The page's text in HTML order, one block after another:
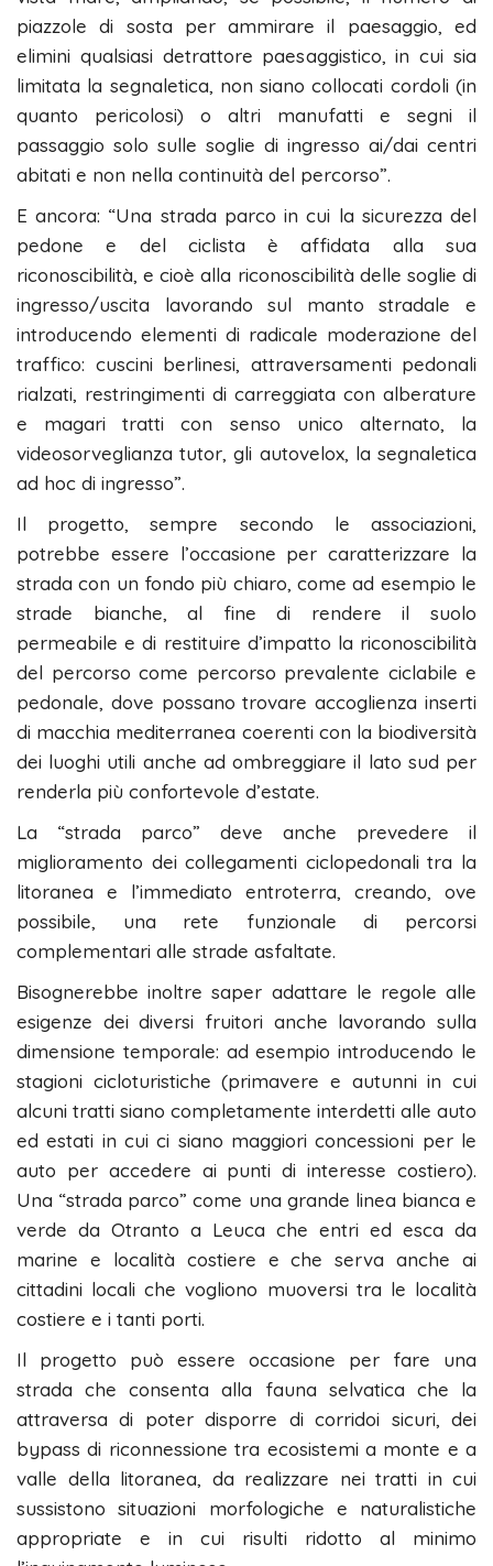
piazzole di sosta per ammirare il paesaggio, ed
elimini qualsiasi detrattore paesaggistico, in cui sia
limitata la segnaletica, non siano collocati cordoli (in
quanto pericolosi) o altri manufatti e segni il
passaggio solo sulle soglie di ingresso ai/dai centri
abitati e non nella continuità del percorso”.
E ancora: “Una strada parco in cui la sicurezza del
pedone e del ciclista è affidata alla sua
riconoscibilità, e cioè alla riconoscibilità delle soglie di
ingresso/uscita lavorando sul manto stradale e
introducendo elementi di radicale moderazione del
traffico: cuscini berlinesi, attraversamenti pedonali
rialzati, restringimenti di carreggiata con alberature
e magari tratti con senso unico alternato, la
videosorveglianza tutor, gli autovelox, la segnaletica
ad hoc di ingresso”.
Il progetto, sempre secondo le associazioni,
potrebbe essere l’occasione per caratterizzare la
strada con un fondo più chiaro, come ad esempio le
strade bianche, al fine di rendere il suolo
permeabile e di restituire d’impatto la riconoscibilità
del percorso come percorso prevalente ciclabile e
pedonale, dove possano trovare accoglienza inserti
di macchia mediterranea coerenti con la biodiversità
dei luoghi utili anche ad ombreggiare il lato sud per
renderla più confortevole d’estate.
La “strada parco” deve anche prevedere il
miglioramento dei collegamenti ciclopedonali tra la
litoranea e l’immediato entroterra, creando, ove
possibile, una rete funzionale di percorsi
complementari alle strade asfaltate.
Bisognerebbe inoltre saper adattare le regole alle
esigenze dei diversi fruitori anche lavorando sulla
dimensione temporale: ad esempio introducendo le
stagioni cicloturistiche (primavere e autunni in cui
alcuni tratti siano completamente interdetti alle auto
ed estati in cui ci siano maggiori concessioni per le
auto per accedere ai punti di interesse costiero).
Una “strada parco” come una grande linea bianca e
verde da Otranto a Leuca che entri ed esca da
marine e località costiere e che serva anche ai
cittadini locali che vogliono muoversi tra le località
costiere e i tanti porti.
Il progetto può essere occasione per fare una
strada che consenta alla fauna selvatica che la
attraversa di poter disporre di corridoi sicuri, dei
bypass di riconnessione tra ecosistemi a monte e a
valle della litoranea, da realizzare nei tratti in cui
sussistono situazioni morfologiche e naturalistiche
appropriate e in cui risulti ridotto al minimo